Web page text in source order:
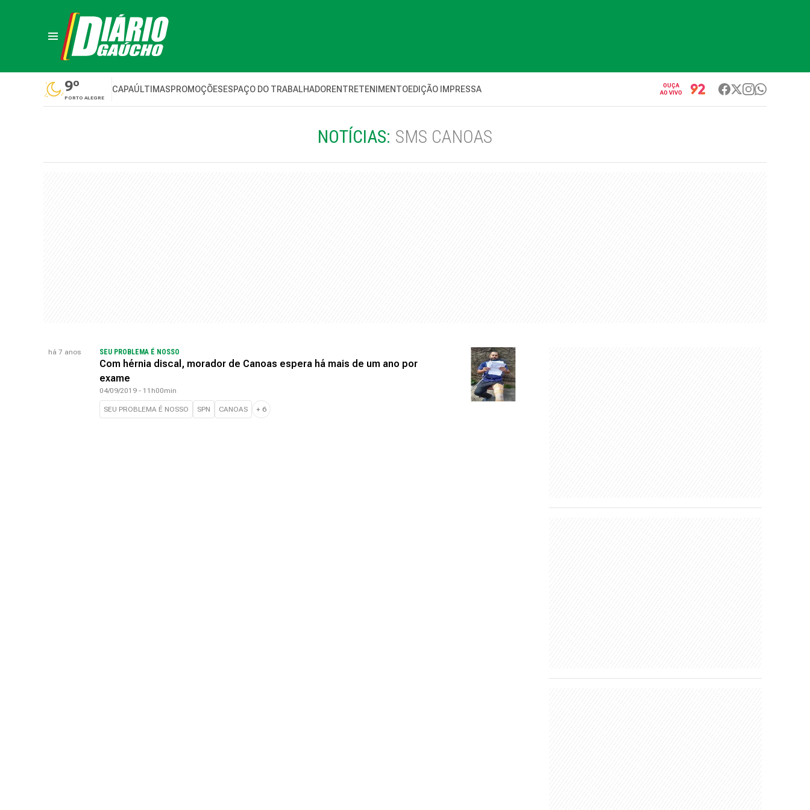
9º
PORTO ALEGRE
CAPAÚLTIMASPROMOÇÕESESPAÇO DO TRABALHADORENTRETENIMENTOEDIÇÃO IMPRESSA
OUÇA
AO VIVO
NOTÍCIAS: SMS CANOAS
há 7 anos SEU PROBLEMA É NOSSO
Com hérnia discal, morador de Canoas espera há mais de um ano por
exame
04/09/2019 - 11h00min
SEU PROBLEMA É NOSSO SPN CANOAS + 6